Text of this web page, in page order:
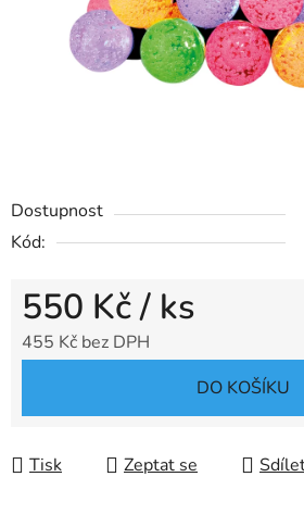
Dostupnost
Kód:
550 Kč/ ks
455 Kč bez DPH
DO KOŠÍKU
Tisk Zeptat se